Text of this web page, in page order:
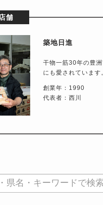
舗
築地日進
干物一筋30年の豊
にも愛されています
創業年：1990
代表者：西川